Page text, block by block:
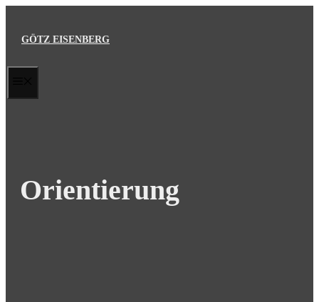
InhaltGÖTZ EISENBERG
Orientierung